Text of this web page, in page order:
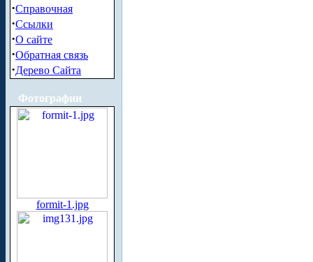
·Справочная
·Ссылки
·О сайте
·Обратная связь
·Дерево Сайта
Фотографии
formit-1.jpg